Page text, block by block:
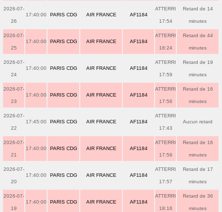
2026-07-
26
17:40:00 PARIS CDG AIR FRANCE AF1184
ATTERRI
17:54
Retard de 14
minutes
2026-07-
25
17:40:00 PARIS CDG AIR FRANCE AF1184
ATTERRI
18:24
Retard de 44
minutes
2026-07-
24
17:40:00 PARIS CDG AIR FRANCE AF1184
ATTERRI
17:59
Retard de 19
minutes
2026-07-
23
17:40:00 PARIS CDG AIR FRANCE AF1184
ATTERRI
17:56
Retard de 16
minutes
2026-07-
22
17:45:00 PARIS CDG AIR FRANCE AF1184
ATTERRI
17:43
Aucun retard
2026-07-
21
17:40:00 PARIS CDG AIR FRANCE AF1184
ATTERRI
17:56
Retard de 16
minutes
2026-07-
20
17:40:00 PARIS CDG AIR FRANCE AF1184
ATTERRI
17:57
Retard de 17
minutes
2026-07-
19
17:40:00 PARIS CDG AIR FRANCE AF1184
ATTERRI
18:16
Retard de 36
minutes